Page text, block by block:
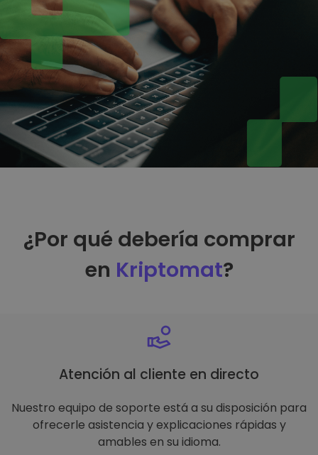
¿Por qué debería comprar
en Kriptomat?
Atención al cliente en directo
Nuestro equipo de soporte está a su disposición para
ofrecerle asistencia y explicaciones rápidas y
amables en su idioma.